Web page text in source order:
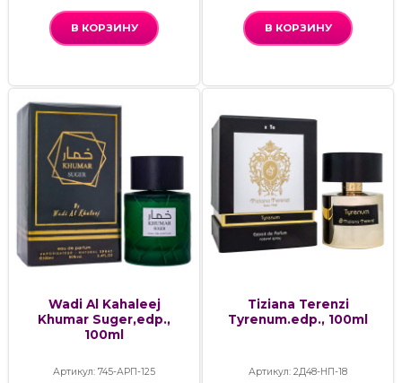
В КОРЗИНУ В КОРЗИНУ
Wadi Al Kahaleej
Khumar Suger,edp.,
100ml
Артикул: 745-АРП-125
Tiziana Terenzi
Tyrenum.edp., 100ml
Артикул: 2Д48-НП-18